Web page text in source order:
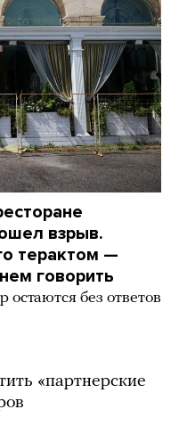
взрыв.
терактом —
говорить
остаются без ответов
«партнерские